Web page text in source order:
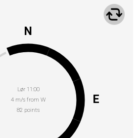
Lør 11:00
4 m/s from W
82 points
N
E